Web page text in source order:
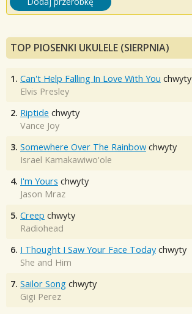
TOP PIOSENKI UKULELE (SIERPNIA)
1. Can't Help Falling In Love With You chwyty
Elvis Presley
2. Riptide chwyty
Vance Joy
3. Somewhere Over The Rainbow chwyty
Israel Kamakawiwo'ole
4. I'm Yours chwyty
Jason Mraz
5. Creep chwyty
Radiohead
6. I Thought I Saw Your Face Today chwyty
She and Him
7. Sailor Song chwyty
Gigi Perez